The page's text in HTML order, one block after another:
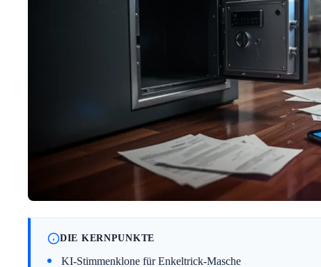
DIE KERNPUNKTE
KI-Stimmenklone für Enkeltrick-Masche